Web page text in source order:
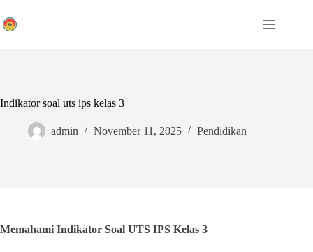
to
content
Indikator soal uts ips kelas 3
admin November 11, 2025 Pendidikan
Memahami Indikator Soal UTS IPS Kelas 3